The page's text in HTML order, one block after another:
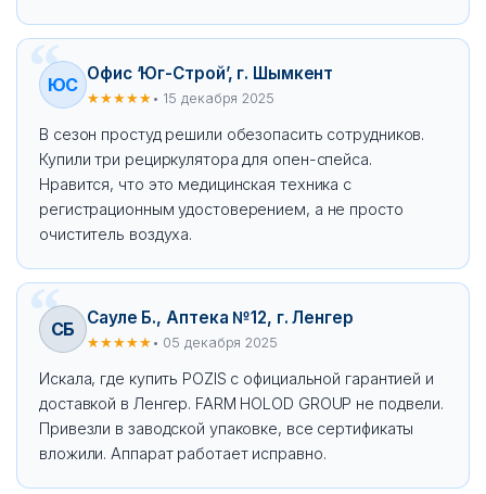
ЮС
Офис ‘Юг-Строй’, г. Шымкент
★★★★★ • 15 декабря 2025
В сезон простуд решили обезопасить сотрудников.
Купили три рециркулятора для опен-спейса.
Нравится, что это медицинская техника с
регистрационным удостоверением, а не просто
очиститель воздуха.
СБ
Сауле Б., Аптека №12, г. Ленгер
★★★★★ • 05 декабря 2025
Искала, где купить POZIS с официальной гарантией и
доставкой в Ленгер. FARM HOLOD GROUP не подвели.
Привезли в заводской упаковке, все сертификаты
вложили. Аппарат работает исправно.